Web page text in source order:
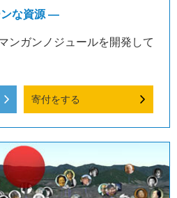
な資源 ―
ンガンノジュールを開発して
寄付をする